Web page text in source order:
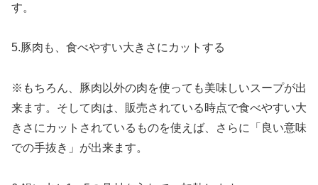
す。
5.豚肉も、食べやすい大きさにカットする
※もちろん、豚肉以外の肉を使っても美味しいスープが出
来ます。そして肉は、販売されている時点で食べやすい大
きさにカットされているものを使えば、さらに「良い意味
での手抜き」が出来ます。